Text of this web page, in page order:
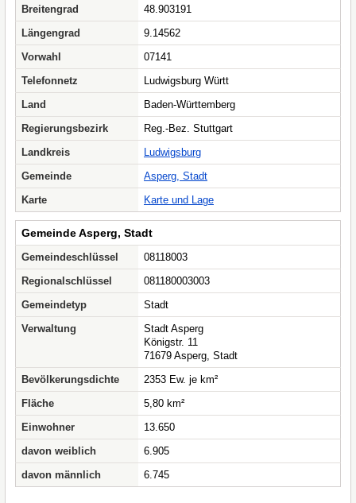
Breitengrad
48.903191
Längengrad
9.14562
Vorwahl
07141
Telefonnetz
Ludwigsburg Württ
Land
Baden-Württemberg
Regierungsbezirk
Reg.-Bez. Stuttgart
Landkreis
Ludwigsburg
Gemeinde
Asperg, Stadt
Karte
Karte und Lage
Gemeinde Asperg, Stadt
Gemeindeschlüssel
08118003
Regionalschlüssel
081180003003
Gemeindetyp
Stadt
Verwaltung
Stadt Asperg
Königstr. 11
71679 Asperg, Stadt
Bevölkerungsdichte
2353 Ew. je km²
Fläche
5,80 km²
Einwohner
13.650
davon weiblich
6.905
davon männlich
6.745